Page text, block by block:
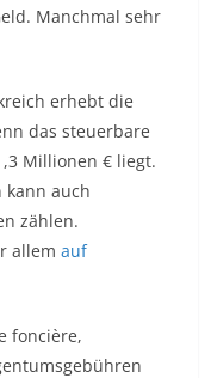
Manchmal sehr
erhebt die
das steuerbare
Millionen € liegt.
kann auch
zählen.
allem auf
foncière,